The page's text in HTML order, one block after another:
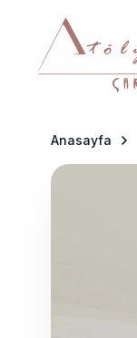
Anasayfa